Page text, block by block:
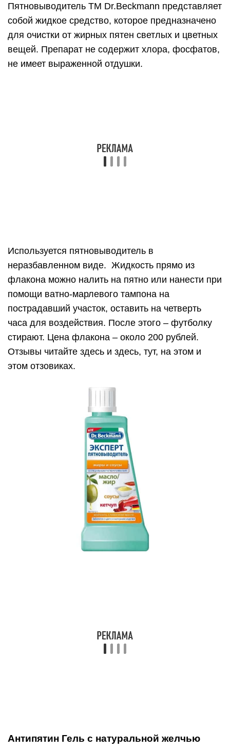
Пятновыводитель ТМ Dr.Beckmann представляет
собой жидкое средство, которое предназначено
для очистки от жирных пятен светлых и цветных
вещей. Препарат не содержит хлора, фосфатов,
не имеет выраженной отдушки.
Используется пятновыводитель в
неразбавленном виде. Жидкость прямо из
флакона можно налить на пятно или нанести при
помощи ватно-марлевого тампона на
пострадавший участок, оставить на четверть
часа для воздействия. После этого – футболку
стирают. Цена флакона – около 200 рублей.
Отзывы читайте здесь и здесь, тут, на этом и
этом отзовиках.
Антипятин Гель с натуральной желчью